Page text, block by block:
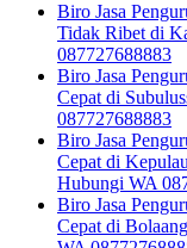
Biro Jasa
Tidak Ribet di
087727688883
Biro Jasa
Cepat di
087727688883
Biro Jasa
Cepat di
Hubungi WA
Biro Jasa
Cepat di